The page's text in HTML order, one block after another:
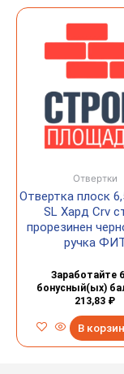
Отвертки
Отвертка плоск
SL Хард Crv
прорезинен
ручка
Заработайте
бонусный(ых)
213,83 ₽
В